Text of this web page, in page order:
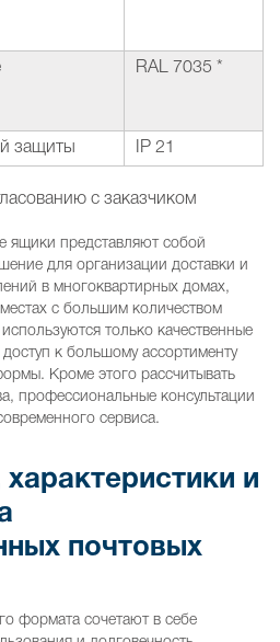
RAL 7035 *
защиты IP 21
с заказчиком
ящики представляют собой
для организации доставки и
в многоквартирных домах,
с большим количеством
только качественные
к большому ассортименту
Кроме этого рассчитывать
профессиональные консультации
сервиса.
и
почтовых
формата сочетают в себе